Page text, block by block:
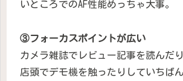
いところでのAF性能めっちゃ大事。
③フォーカスポイントが広い
カメラ雑誌でレビュー記事を読んだ
店頭でデモ機を触ったりしていちば